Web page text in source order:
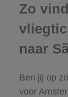
Zo
naar
Ben jij op
voor